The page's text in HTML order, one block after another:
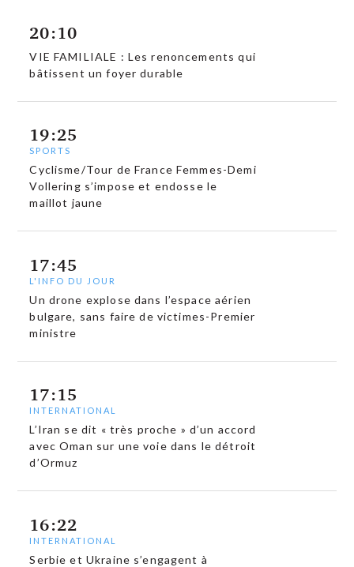
20:10
VIE FAMILIALE : Les renoncements qui
bâtissent un foyer durable
19:25
SPORTS
Cyclisme/Tour de France Femmes-Demi
Vollering s’impose et endosse le
maillot jaune
17:45
L'INFO DU JOUR
Un drone explose dans l’espace aérien
bulgare, sans faire de victimes-Premier
ministre
17:15
INTERNATIONAL
L’Iran se dit « très proche » d’un accord
avec Oman sur une voie dans le détroit
d’Ormuz
16:22
INTERNATIONAL
Serbie et Ukraine s’engagent à